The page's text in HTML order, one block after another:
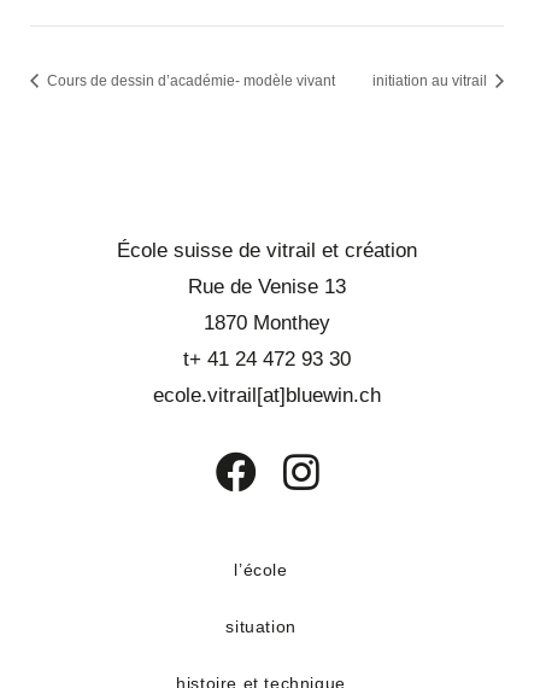
Cours de dessin d’académie- modèle vivant initiation au vitrail
École suisse de vitrail et création
Rue de Venise 13
1870 Monthey
t+ 41 24 472 93 30
ecole.vitrail[at]bluewin.ch
un
onglet
l’école
situation
histoire et technique